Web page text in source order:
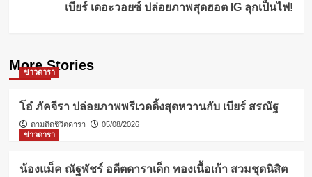
เบียร์ เดอะวอยซ์ ปล่อยภาพสุดฮอต IG ลุกเป็นไฟ!
More Stories
ข่าวดารา
โอ๋ ภัคจีรา ปล่อยภาพพรีเวดดิ้งสุดหวานกับ เบียร์ สรณัฐ
ตามติดชีวิตดารา
05/08/2026
ข่าวดารา
น้องแม็ค ณัฐพัชร์ อดีตดาราเด็ก ทองเนื้อเก้า สวมชุดนิสิต